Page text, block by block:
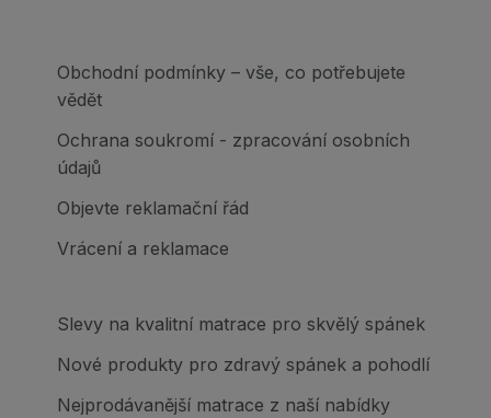
Obchodní podmínky – vše, co potřebujete
vědět
Ochrana soukromí - zpracování osobních
údajů
Objevte reklamační řád
Vrácení a reklamace
Slevy na kvalitní matrace pro skvělý spánek
Nové produkty pro zdravý spánek a pohodlí
Nejprodávanější matrace z naší nabídky